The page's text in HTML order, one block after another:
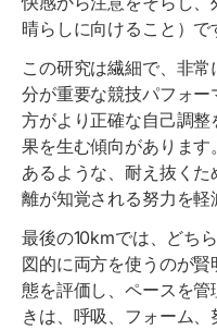
晴らしに向けること）で
この研究は繊細で、非
分が重要な競技パフォ
方がより正確な自己調
果を生む傾向がありま
あるような、耐え抜く
離が知覚される努力を軽
最後の10kmでは、どち
図的に両方を使うのが
態を評価し、ペースを
きは、呼吸、フォーム